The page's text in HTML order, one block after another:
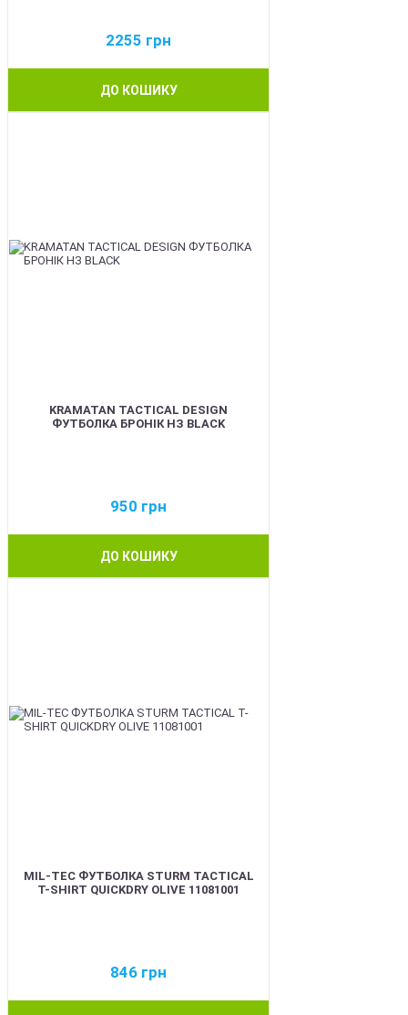
2255 грн
ДО КОШИКУ
KRAMATAN TACTICAL DESIGN
ФУТБОЛКА БРОНІК НЗ BLACK
950 грн
ДО КОШИКУ
MIL-TEC ФУТБОЛКА STURM TACTICAL
T-SHIRT QUICKDRY OLIVE 11081001
846 грн